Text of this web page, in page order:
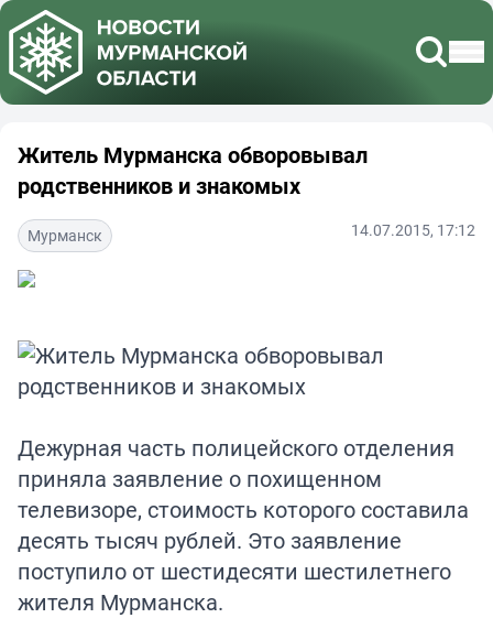
Житель Мурманска обворовывал
родственников и знакомых
Мурманск 14.07.2015, 17:12
Дежурная часть полицейского отделения
приняла заявление о похищенном
телевизоре, стоимость которого составила
десять тысяч рублей. Это заявление
поступило от шестидесяти шестилетнего
жителя Мурманска.